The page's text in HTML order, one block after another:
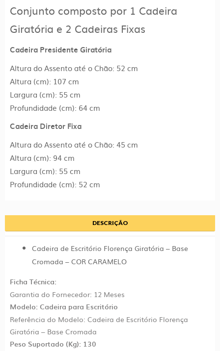
Conjunto composto por 1 Cadeira
Giratória e 2 Cadeiras Fixas
Cadeira Presidente Giratória
Altura do Assento até o Chão: 52 cm
Altura (cm): 107 cm
Largura (cm): 55 cm
Profundidade (cm): 64 cm
Cadeira Diretor Fixa
Altura do Assento até o Chão: 45 cm
Altura (cm): 94 cm
Largura (cm): 55 cm
Profundidade (cm): 52 cm
DESCRIÇÃO
Cadeira de Escritório Florença Giratória – Base
Cromada – COR CARAMELO
Ficha Técnica:
Garantia do Fornecedor: 12 Meses
Modelo: Cadeira para Escritório
Referência do Modelo: Cadeira de Escritório Florença
Giratória – Base Cromada
Peso Suportado (Kg): 130